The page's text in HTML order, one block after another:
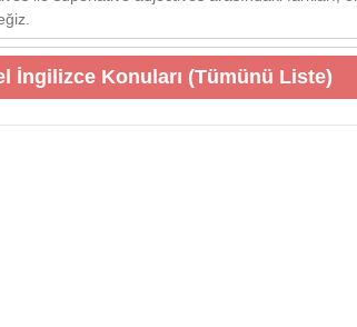
İngilizce Konuları (Tümünü Liste)